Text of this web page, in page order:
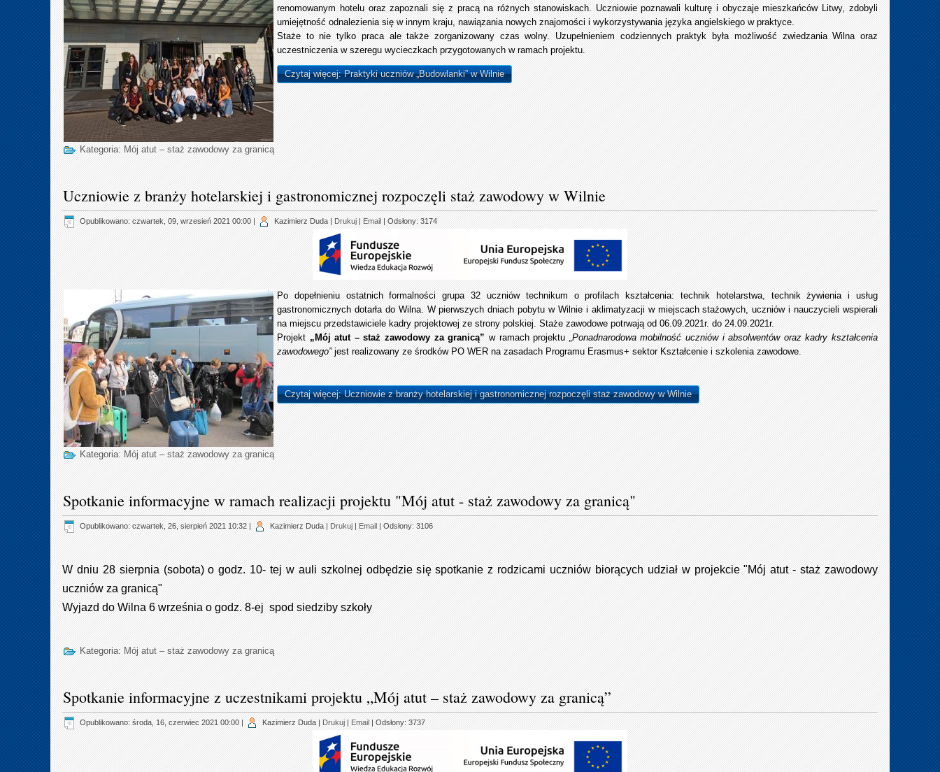
renomowanym hotelu oraz zapoznali się z pracą na różnych stanowiskach. Uczniowie poznawali kulturę i obyczaje mieszkańców Litwy, zdobyli
umiejętność odnalezienia się w innym kraju, nawiązania nowych znajomości i wykorzystywania języka angielskiego w praktyce.
Staże to nie tylko praca ale także zorganizowany czas wolny. Uzupełnieniem codziennych praktyk była możliwość zwiedzania Wilna oraz
uczestniczenia w szeregu wycieczkach przygotowanych w ramach projektu.
Czytaj więcej: Praktyki uczniów „Budowlanki” w Wilnie
Kategoria: Mój atut – staż zawodowy za granicą
Uczniowie z branży hotelarskiej i gastronomicznej rozpoczęli staż zawodowy w Wilnie
Opublikowano: czwartek, 09, wrzesień 2021 00:00 | Kazimierz Duda | Drukuj | Email | Odsłony: 3174
Po dopełnieniu ostatnich formalności grupa 32 uczniów technikum o profilach kształcenia: technik hotelarstwa, technik żywienia i usług
gastronomicznych dotarła do Wilna. W pierwszych dniach pobytu w Wilnie i aklimatyzacji w miejscach stażowych, uczniów i nauczycieli wspierali
na miejscu przedstawiciele kadry projektowej ze strony polskiej. Staże zawodowe potrwają od 06.09.2021r. do 24.09.2021r.
Projekt „Mój atut – staż zawodowy za granicą” w ramach projektu „Ponadnarodowa mobilność uczniów i absolwentów oraz kadry kształcenia
zawodowego”jest realizowany ze środków PO WER na zasadach Programu Erasmus+ sektor Kształcenie i szkolenia zawodowe.
Czytaj więcej: Uczniowie z branży hotelarskiej i gastronomicznej rozpoczęli staż zawodowy w Wilnie
Kategoria: Mój atut – staż zawodowy za granicą
Spotkanie informacyjne w ramach realizacji projektu "Mój atut - staż zawodowy za granicą"
Opublikowano: czwartek, 26, sierpień 2021 10:32 | Kazimierz Duda | Drukuj | Email | Odsłony: 3106
W dniu 28 sierpnia (sobota) o godz. 10- tej w auli szkolnej odbędzie się spotkanie z rodzicami uczniów biorących udział w projekcie "Mój atut - staż zawodowy
uczniów za granicą"
Wyjazd do Wilna 6 września o godz. 8-ej spod siedziby szkoły
Kategoria: Mój atut – staż zawodowy za granicą
Spotkanie informacyjne z uczestnikami projektu „Mój atut – staż zawodowy za granicą”
Opublikowano: środa, 16, czerwiec 2021 00:00 | Kazimierz Duda | Drukuj | Email | Odsłony: 3737